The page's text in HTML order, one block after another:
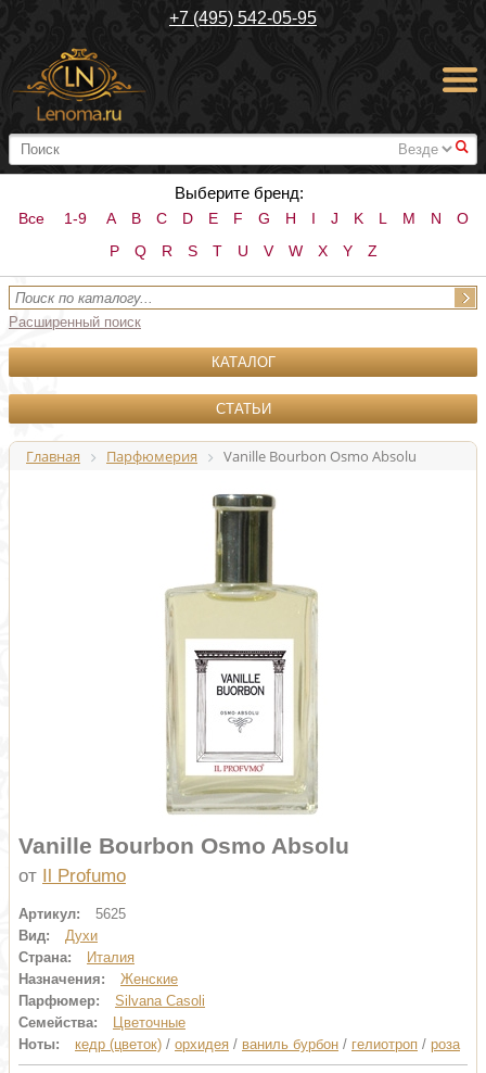
+7 (495) 542-05-95
#
Выберите бренд:
Все 1-9 A B C D E F G H I J K L M N
O
P
Q R S T U V W X Y Z
Расширенный поиск
КАТАЛОГ
СТАТЬИ
Главная Парфюмерия Vanille Bourbon Osmo Absolu
Vanille Bourbon Osmo Absolu
от Il Profumo
Артикул:
5625
Вид:
Духи
Страна:
Италия
Назначения:
Женские
Парфюмер:
Silvana Casoli
Семейства:
Цветочные
Ноты:
кедр (цветок) / орхидея / ваниль бурбон / гелиотроп / роза